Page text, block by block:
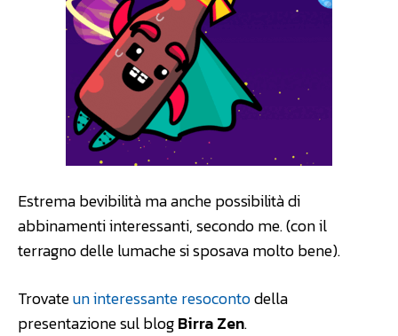
Estrema bevibilità ma anche possibilità di
abbinamenti interessanti, secondo me. (con il
terragno delle lumache si sposava molto bene).
Trovateun interessante resocontodella
presentazione sul blogBirra Zen.